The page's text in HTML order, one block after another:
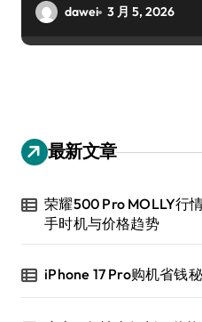
dawei 3 月 5, 2026
最新文章
荣耀500 Pro MOLLY行
手时机与价格趋势
iPhone 17 Pro购机省钱